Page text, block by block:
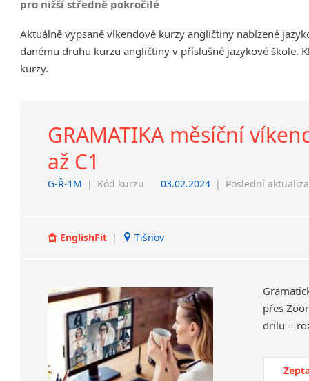
Děčín
Hodonín
Sedlčany
Tišnov
Vysoká nad Labem
pro nižší středně pokročilé
Aktuálně vypsané víkendové kurzy angličtiny nabízené
danému druhu kurzu angličtiny v příslušné jazykové škole.
kurzy.
GRAMATIKA měsíční
až C1
G-Ř-1M | Kód kurzu 03.02.2024 | Poslední
EnglishFit | Tišnov
přes